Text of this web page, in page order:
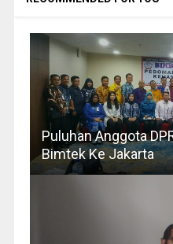
Puluhan Anggota
Bimtek Ke Jakarta